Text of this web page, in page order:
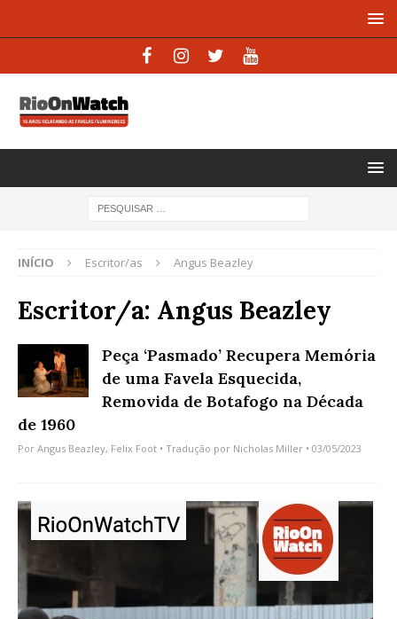
INÍCIO Escritor/as Angus Beazley
Escritor/a: Angus Beazley
Peça ‘Pasmado’ Recupera Memória
de uma Favela Esquecida,
Removida de Botafogo na Década
de 1960
Por Angus Beazley, Felix Foot • Tradução por Nicholas Miller • 03/05/2023